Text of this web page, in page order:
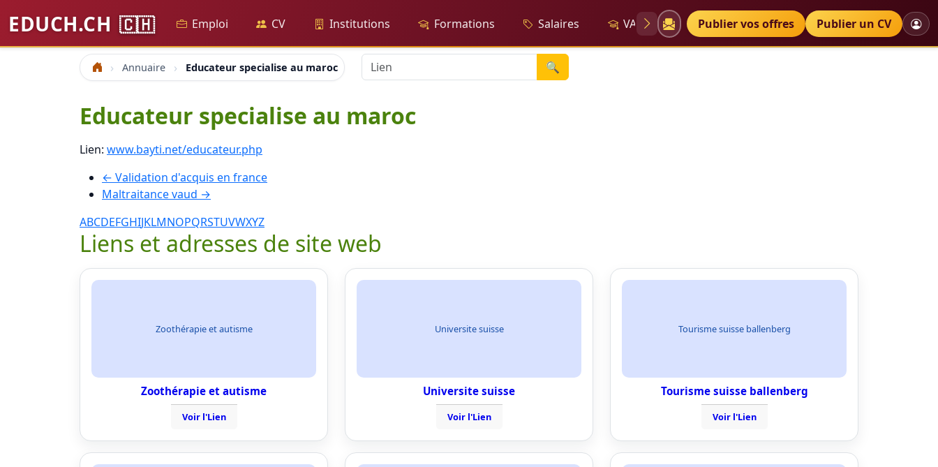
EDUCH.CH 🇨🇭 Emploi CV Institutions Formations Salaires VAE Diplômes Petites annonces
Publier vos offres Publier un CV
Accueil Annuaire Educateur specialise au maroc 🔍
Educateur specialise au maroc
Lien: www.bayti.net/educateur.php
← Validation d'acquis en france
Maltraitance vaud →
ABCDEFGHIJKLMNOPQRSTUVWXYZ
Liens et adresses de site web
Zoothérapie et autisme
Zoothérapie et autisme
Voir l'Lien
Universite suisse
Universite suisse
Voir l'Lien
Tourisme suisse ballenberg
Tourisme suisse ballenberg
Voir l'Lien